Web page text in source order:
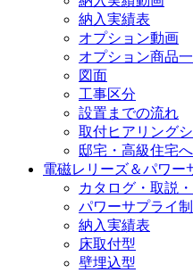
納入実績表
オプション動画
オプション商品
図面
工事区分
設置までの流れ
取付ヒアリングシ
邸宅・高級住宅
電磁レリーズ＆パワー
カタログ・取説
パワーサプライ
納入実績表
床取付型
壁埋込型